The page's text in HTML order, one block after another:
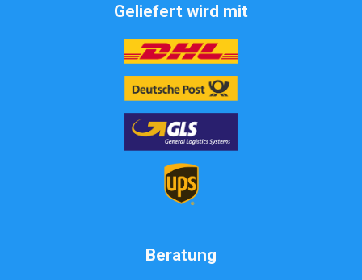
Geliefert wird mit
Beratung